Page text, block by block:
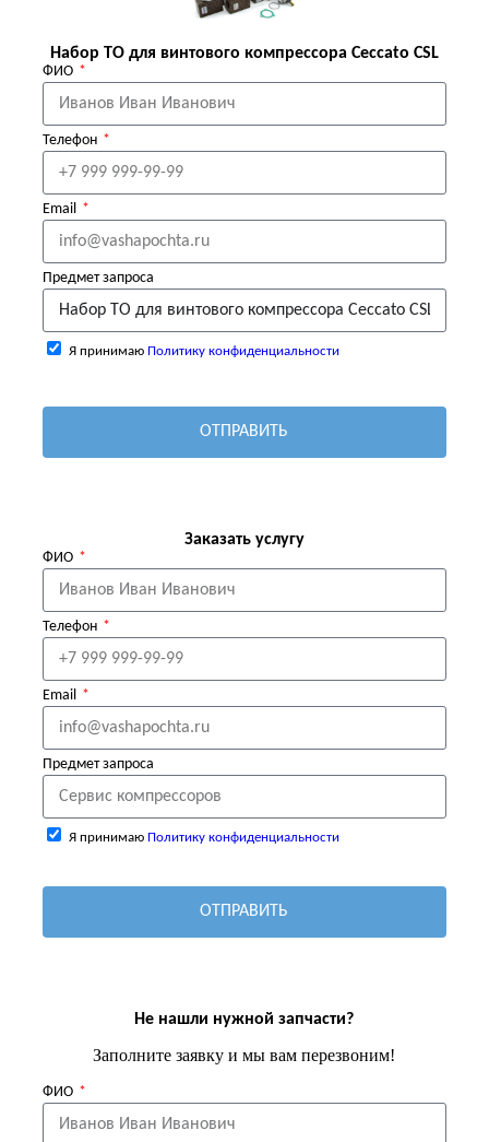
Набор ТО для винтового компрессора Ceccato CSL
ФИО
Телефон
Email
Предмет запроса
Я принимаю Политику конфиденциальности
ОТПРАВИТЬ
Заказать услугу
ФИО
Телефон
Email
Предмет запроса
Я принимаю Политику конфиденциальности
ОТПРАВИТЬ
Не нашли нужной запчасти?
Заполните заявку и мы вам перезвоним!
ФИО